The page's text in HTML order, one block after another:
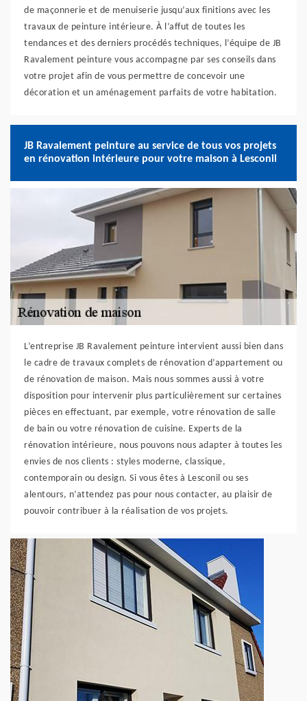
de maçonnerie et de menuiserie jusqu’aux finitions avec les
travaux de peinture intérieure. À l’affut de toutes les
tendances et des derniers procédés techniques, l’équipe de JB
Ravalement peinture vous accompagne par ses conseils dans
votre projet afin de vous permettre de concevoir une
décoration et un aménagement parfaits de votre habitation.
JB Ravalement peinture au service de tous vos projets
en rénovation intérieure pour votre maison à Lesconil
L’entreprise JB Ravalement peinture intervient aussi bien dans
le cadre de travaux complets de rénovation d’appartement ou
de rénovation de maison. Mais nous sommes aussi à votre
disposition pour intervenir plus particulièrement sur certaines
pièces en effectuant, par exemple, votre rénovation de salle
de bain ou votre rénovation de cuisine. Experts de la
rénovation intérieure, nous pouvons nous adapter à toutes les
envies de nos clients : styles moderne, classique,
contemporain ou design. Si vous êtes à Lesconil ou ses
alentours, n’attendez pas pour nous contacter, au plaisir de
pouvoir contribuer à la réalisation de vos projets.